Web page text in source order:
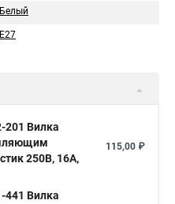
Белый
E27
201 Вилка
250В, 16A,
115,00 ₽
441 Вилка